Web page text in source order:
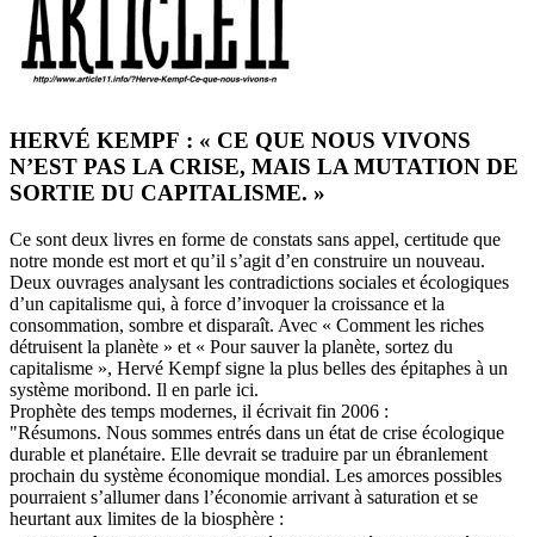
HERVÉ KEMPF : « CE QUE NOUS VIVONS
N’EST PAS LA CRISE, MAIS LA MUTATION DE
SORTIE DU CAPITALISME. »
Ce sont deux livres en forme de constats sans appel, certitude que
notre monde est mort et qu’il s’agit d’en construire un nouveau.
Deux ouvrages analysant les contradictions sociales et écologiques
d’un capitalisme qui, à force d’invoquer la croissance et la
consommation, sombre et disparaît. Avec « Comment les riches
détruisent la planète » et « Pour sauver la planète, sortez du
capitalisme », Hervé Kempf signe la plus belles des épitaphes à un
système moribond. Il en parle ici.
Prophète des temps modernes, il écrivait fin 2006 :
"Résumons. Nous sommes entrés dans un état de crise écologique
durable et planétaire. Elle devrait se traduire par un ébranlement
prochain du système économique mondial. Les amorces possibles
pourraient s’allumer dans l’économie arrivant à saturation et se
heurtant aux limites de la biosphère :